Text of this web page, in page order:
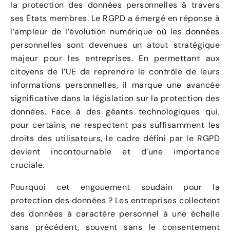
la protection des données personnelles à travers
ses États membres. Le RGPD a émergé en réponse à
l’ampleur de l’évolution numérique où les données
personnelles sont devenues un atout stratégique
majeur pour les entreprises. En permettant aux
citoyens de l’UE de reprendre le contrôle de leurs
informations personnelles, il marque une avancée
significative dans la législation sur la protection des
données. Face à des géants technologiques qui,
pour certains, ne respectent pas suffisamment les
droits des utilisateurs, le cadre défini par le RGPD
devient incontournable et d’une importance
cruciale.
Pourquoi cet engouement soudain pour la
protection des données ? Les entreprises collectent
des données à caractère personnel à une échelle
sans précédent, souvent sans le consentement